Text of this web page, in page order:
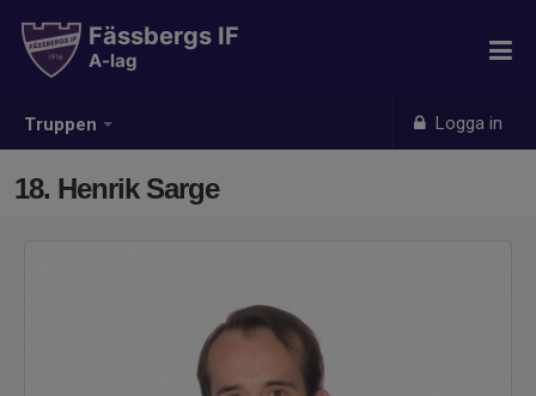
Truppen Logga in
Fässbergs IF
A-lag
18. Henrik Sarge